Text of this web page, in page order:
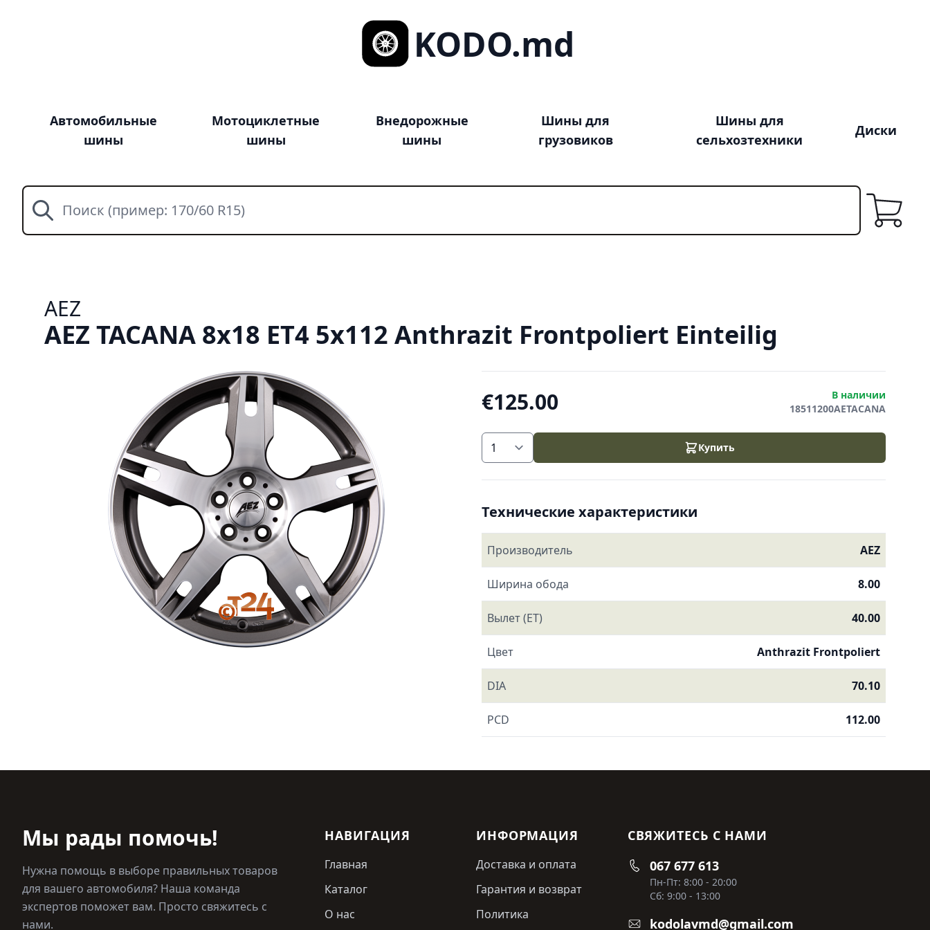
KODO.md
Автомобильные
шины
Мотоциклетные
шины
Внедорожные
шины
Шины для
грузовиков
Шины для
сельхозтехники
Диски
Поиск
Корзина
AEZ
AEZ TACANA 8x18 ET4 5x112 Anthrazit Frontpoliert Einteilig
€125.00
В наличии
18511200AETACANA
Купить
Технические характеристики
Производитель AEZ
Ширина обода 8.00
Вылет (ET) 40.00
Цвет Anthrazit Frontpoliert
DIA 70.10
PCD 112.00
Мы рады помочь!
Нужна помощь в выборе правильных товаров
для вашего автомобиля? Наша команда
экспертов поможет вам. Просто свяжитесь с
нами.
НАВИГАЦИЯ
Главная
Каталог
О нас
ИНФОРМАЦИЯ
Доставка и оплата
Гарантия и возврат
Политика
СВЯЖИТЕСЬ С НАМИ
067 677 613
Пн-Пт: 8:00 - 20:00
Сб: 9:00 - 13:00
kodolavmd@gmail.com